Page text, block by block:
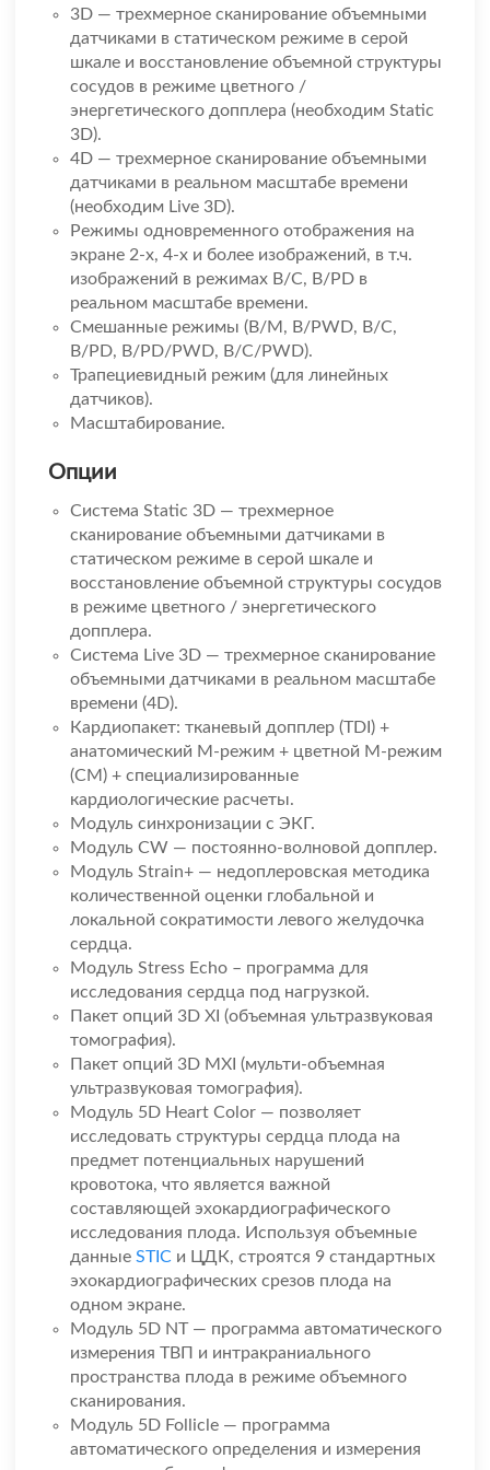
3D — трехмерное сканирование объемными
датчиками в статическом режиме в серой
шкале и восстановление объемной структуры
сосудов в режиме цветного /
энергетического допплера (необходим Static
3D).
4D — трехмерное сканирование объемными
датчиками в реальном масштабе времени
(необходим Live 3D).
Режимы одновременного отображения на
экране 2-х, 4-х и более изображений, в т.ч.
изображений в режимах B/C, B/PD в
реальном масштабе времени.
Смешанные режимы (B/M, B/PWD, B/C,
B/PD, B/PD/PWD, B/C/PWD).
Трапециевидный режим (для линейных
датчиков).
Масштабирование.
Опции
Система Static 3D — трехмерное
сканирование объемными датчиками в
статическом режиме в серой шкале и
восстановление объемной структуры сосудов
в режиме цветного / энергетического
допплера.
Система Live 3D — трехмерное сканирование
объемными датчиками в реальном масштабе
времени (4D).
Кардиопакет: тканевый допплер (TDI) +
анатомический М-режим + цветной М-режим
(CM) + специализированные
кардиологические расчеты.
Модуль синхронизации с ЭКГ.
Модуль CW — постоянно-волновой допплер.
Модуль Strain+ — недоплеровская методика
количественной оценки глобальной и
локальной сократимости левого желудочка
сердца.
Модуль Stress Echo – программа для
исследования сердца под нагрузкой.
Пакет опций 3D XI (объемная ультразвуковая
томография).
Пакет опций 3D MXI (мульти-объемная
ультразвуковая томография).
Модуль 5D Heart Color — позволяет
исследовать структуры сердца плода на
предмет потенциальных нарушений
кровотока, что является важной
составляющей эхокардиографического
исследования плода. Используя объемные
данные STIC и ЦДК, строятся 9 стандартных
эхокардиографических срезов плода на
одном экране.
Модуль 5D NT — программа автоматического
измерения ТВП и интракраниального
пространства плода в режиме объемного
сканирования.
Модуль 5D Follicle — программа
автоматического определения и измерения